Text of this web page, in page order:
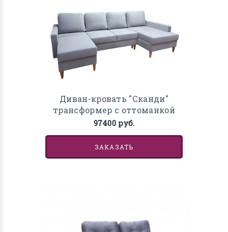
Диван-кровать "Сканди"
трансформер с оттоманкой
97400 руб.
ЗАКАЗАТЬ